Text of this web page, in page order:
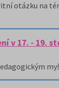
otázku na
v 17. - 19.